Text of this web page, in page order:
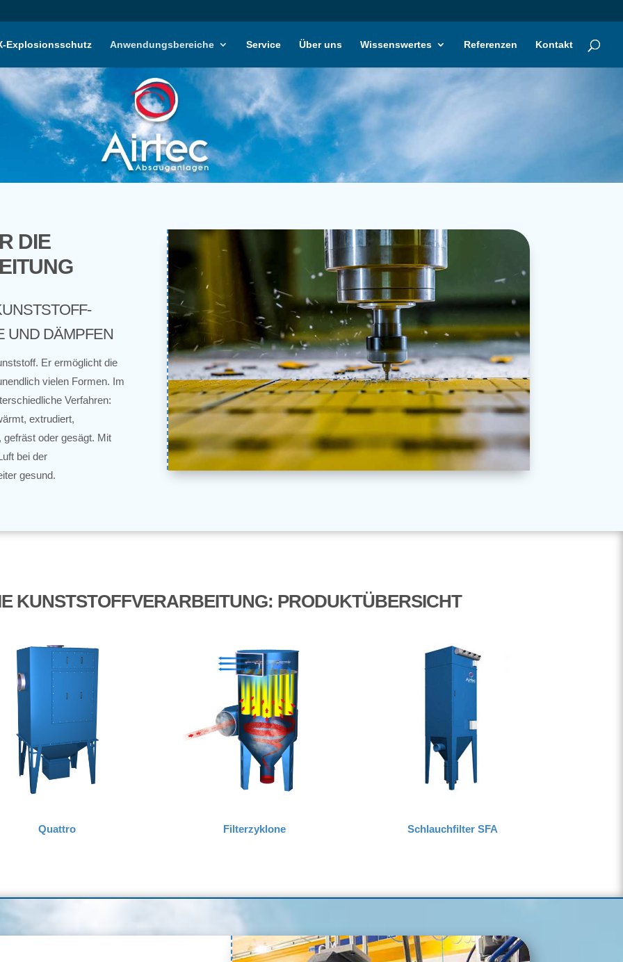
Explosionsschutz Anwendungsbereiche Service Über uns Wissenswertes Referenzen Kontakt
DIE
UND DÄMPFEN
Er ermöglicht die
vielen Formen. Im
Verfahren:
extrudiert,
oder gesägt. Mit
bei der
gesund.
KUNSTSTOFFVERARBEITUNG: PRODUKTÜBERSICHT
Quattro Filterzyklone Schlauchfilter SFA